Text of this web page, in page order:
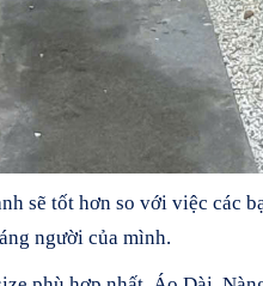
sẽ tốt hơn so với việc các
người của mình.